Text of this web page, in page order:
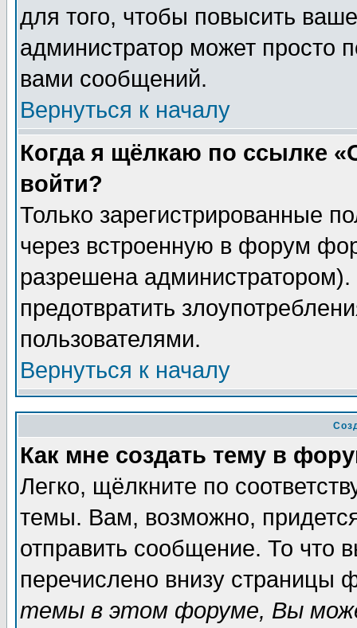
для того, чтобы повысить
администратор может просто
вами сообщений.
Вернуться к началу
Когда я щёлкаю по ссылке
войти?
Только зарегистрированные
через встроенную в форум
разрешена
предотвратить
пользователями.
Вернуться к началу
Как мне создать тему в
Легко, щёлкните по
темы. Вам, возможно,
отправить сообщение. То что
перечислено внизу страницы
темы в этом форуме, Вы